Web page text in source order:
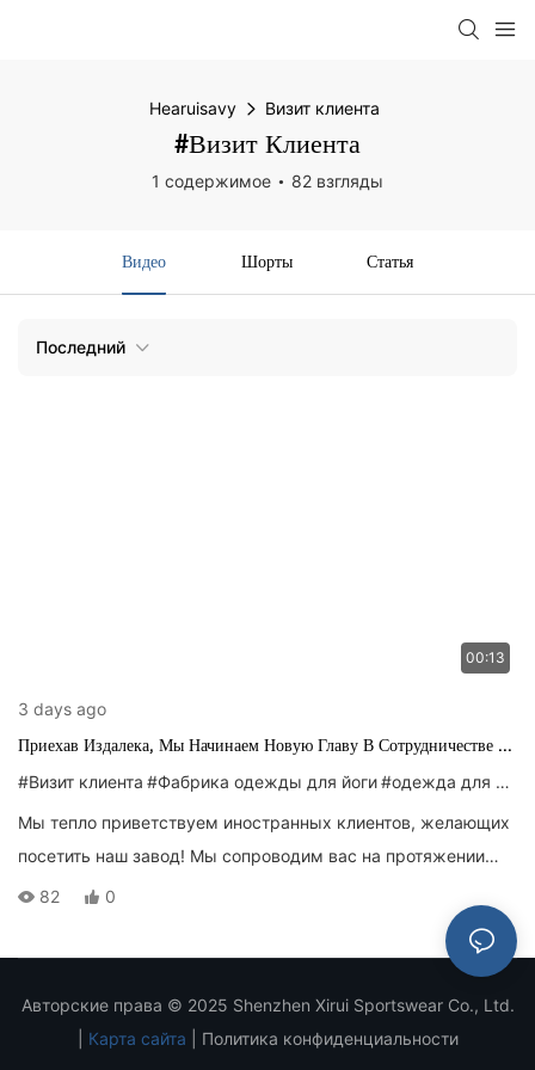
Hearuisavy Визит клиента
#Визит Клиента
1 содержимое 82 взгляды
Видео Шорты Статья
Последний
00:13
3 days ago
Приехав Издалека, Мы Начинаем Новую Главу В Сотрудничестве В
#Визит клиента #Фабрика одежды для йоги#одежда для йоги
Мы тепло приветствуем иностранных клиентов, желающих
посетить наш завод! Мы сопроводим вас на протяжении
всей экскурсии по нашим производственным цехам,
выставочному залу и центру контроля качества, подробно
объяснив наши производственные процессы, услуги по
примут участие в углубленном обсуждении деталей
82 0
Авторские права © 2025 Shenzhen Xirui Sportswear Co., Ltd.
Карта сайта Политика конфиденциальности